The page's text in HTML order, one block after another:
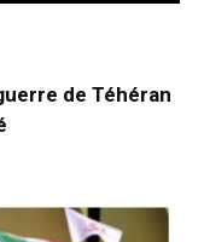
de Téhéran